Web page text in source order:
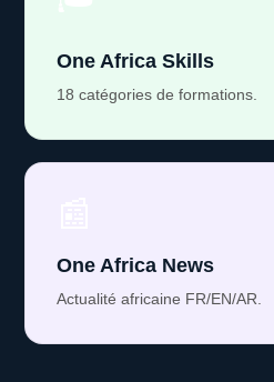
One Africa Skills
18 catégories de formations.
One Africa News
Actualité africaine FR/EN/AR.